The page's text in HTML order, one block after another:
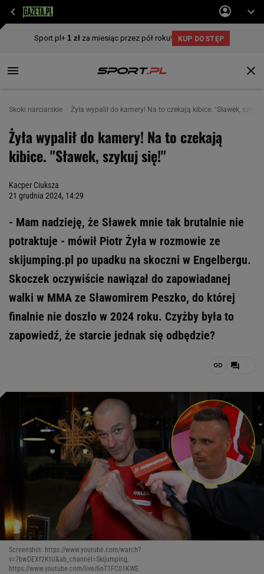
Skoki narciarskie Żyła wypalił do kamery! Na to czekają kibice. "Sławek, szykuj
Żyła wypalił do kamery! Na to czekają
kibice. "Sławek, szykuj się!"
Kacper Ciuksza
21 grudnia 2024, 14:29
- Mam nadzieję, że Sławek mnie tak brutalnie nie
potraktuje - mówił Piotr Żyła w rozmowie ze
skijumping.pl po upadku na skoczni w Engelbergu.
Skoczek oczywiście nawiązał do zapowiadanej
walki w MMA ze Sławomirem Peszko, do której
finalnie nie doszło w 2024 roku. Czyżby była to
zapowiedź, że starcie jednak się odbędzie?
Screenshot: https://www.youtube.com/watch?
v=7bwDEXf2KtU&ab_channel=Skijumping,
https://www.youtube.com/live/6nT1FC01KWE